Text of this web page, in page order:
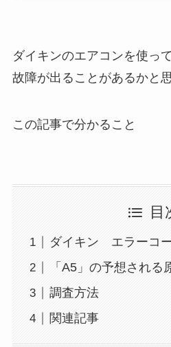
ダイキンのエアコンを使っ
故障が出ることがあるかと
この記事で分かること
目
ダイキン エラーコ
「A5」の予想される
調査方法
関連記事